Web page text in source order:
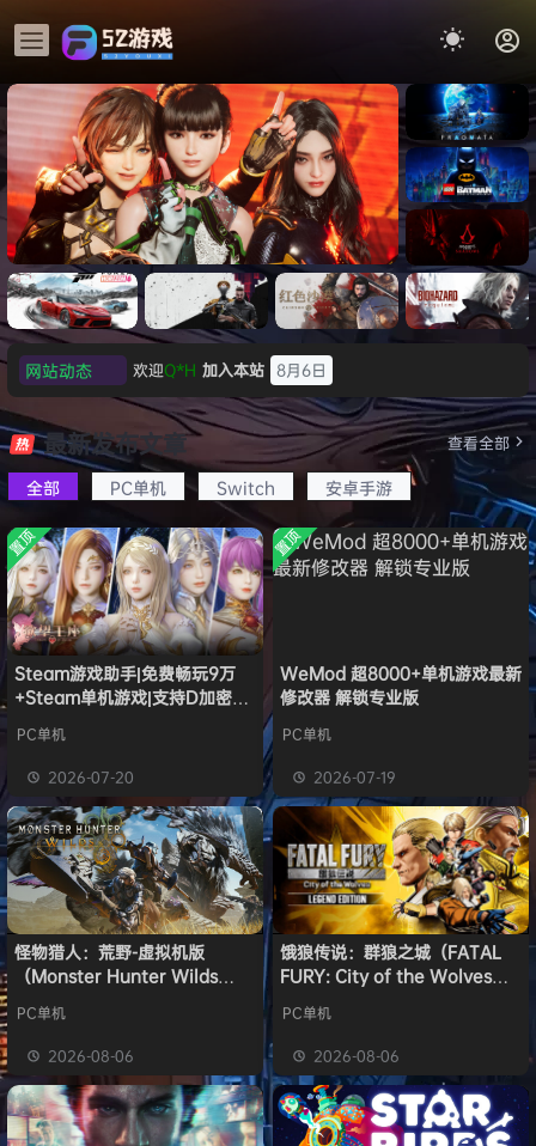
《刺客信条：黑旗 记忆重置-
虚拟机版/Assassin’s Creed
Black Flag Resynced
HYPERVISOR》免安装中文
版
《识质存
在/PRAG
MATA》
免安装中
文版
《乐高蝙
蝠侠：黑
暗骑士之
Legacy
of the
Dark
Knight》
免安装中
文版
影/Assas
sin’s
Creed
Shadow
s》免安装
版，非虚
拟机
极限竞
速：地平
线
6（Forza
Horizon
6）免安装
中文版
《原子之
心/Atomi
c
Heart》
免安装中
文版
红色沙漠-
虚拟机版
（Crimso
n Desert
HYPERVI
SOR）免
安装中文
版
生化危机
9：安魂
曲
（Reside
nt Evil
Requiem
）免安装
中文版
网站动态 欢迎e******i 加入本站 8月6日
普洱 签到获取 39 点积分
8月6日
欢迎 普洱 加入本站 8月6日
欢迎0**3 加入本站 8月6日
欢迎c***s 加入本站
8月6日
加入本站
8月6日
欢迎j***j 加入本站
8月6日
欢迎1******4 加入本站
8月5日
l***g 签到获取
w******g 签到获取
欢迎w******g 加入本站 8月4日
欢迎D****Z 加入本站 18小时前
加入本站
20小时前
签到获取
加入本站 8月6日
最新发布文章
全部 PC单机 Switch 安卓手游
查看全部
置顶
Steam游戏助手|免费畅玩9万
+Steam单机游戏|支持D加密以
PC单机
2026-07-20
置顶
WeMod 超8000+单机游戏最新
修改器 解锁专业版
PC单机
2026-07-19
怪物猎人：荒野-虚拟机版
（Monster Hunter Wilds
PC单机
2026-08-06
饿狼传说：群狼之城（FATAL
FURY: City of the Wolves）
PC单机
2026-08-06